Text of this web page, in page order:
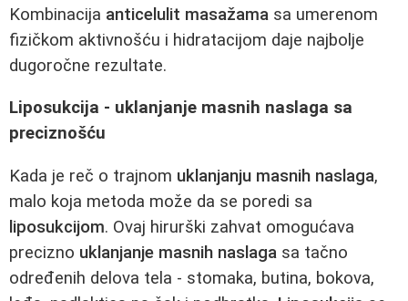
Kombinacija anticelulit masažama sa umerenom
fizičkom aktivnošću i hidratacijom daje najbolje
dugoročne rezultate.
Liposukcija - uklanjanje masnih naslaga sa
preciznošću
Kada je reč o trajnom uklanjanju masnih naslaga,
malo koja metoda može da se poredi sa
liposukcijom. Ovaj hirurški zahvat omogućava
precizno uklanjanje masnih naslaga sa tačno
određenih delova tela - stomaka, butina, bokova,